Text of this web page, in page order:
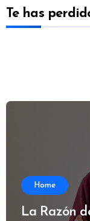
Te has
Home
La Razón